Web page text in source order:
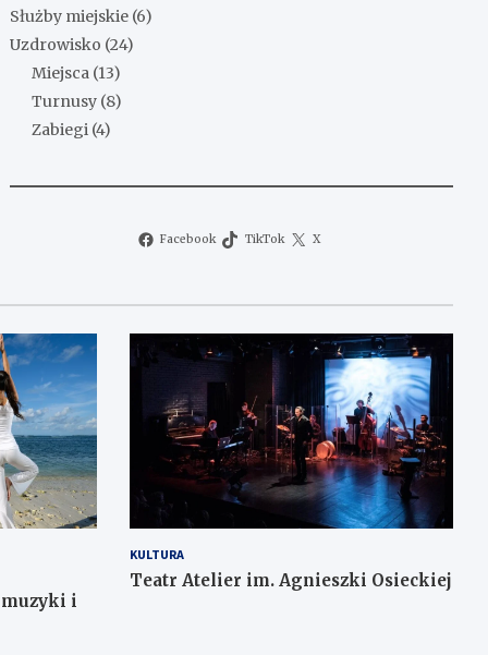
Służby miejskie (6)
Uzdrowisko (24)
Miejsca (13)
Turnusy (8)
Zabiegi (4)
Facebook TikTok X
muzyki i
KULTURA
Teatr Atelier im. Agnieszki Osieckiej